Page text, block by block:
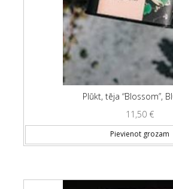
Plūkt, tēja “Blossom”,
11,50 €
Pievienot grozam